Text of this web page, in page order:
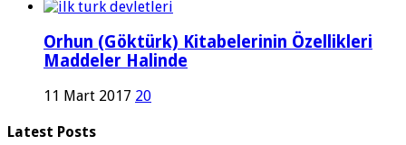
Orhun (Göktürk) Kitabelerinin Özellikleri
Maddeler Halinde
11 Mart 2017 20
Latest Posts